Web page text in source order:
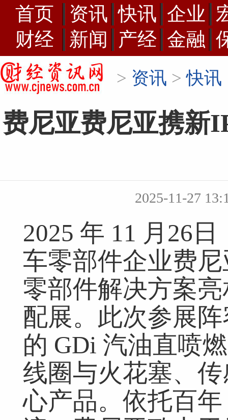
首页 资讯 快讯 企业
财经
新闻 产经 金融
> 资讯 >快讯
费尼亚费尼亚携新
2025-11-27
2025 年 11 月26
车零部件企业费
零部件解决方案
配展。此次参展
的 GDi 汽油直喷
线圈与火花塞、
心产品。依托百